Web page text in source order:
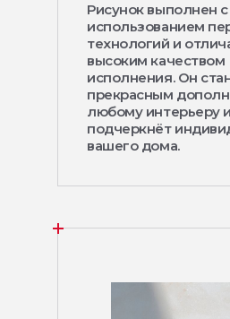
Рисунок выполнен с
использованием
технологий и
высоким качеством
исполнения. Он
прекрасным
любому интерьеру и
подчеркнёт
вашего дома.